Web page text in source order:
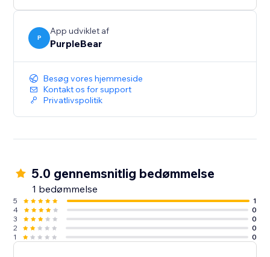
P
App udviklet af
PurpleBear
Besøg vores hjemmeside
Kontakt os for support
Privatlivspolitik
5.0 gennemsnitlig bedømmelse
1 bedømmelse
5
1
4
0
3
0
2
0
1
0